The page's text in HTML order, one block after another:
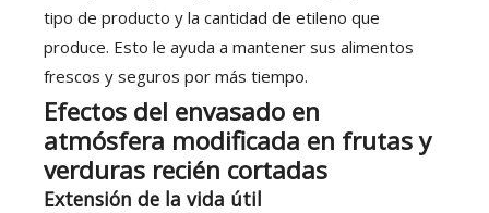
tipo de producto y la cantidad de etileno que
produce. Esto le ayuda a mantener sus alimentos
frescos y seguros por más tiempo.
Efectos del envasado en
atmósfera modificada en frutas y
verduras recién cortadas
Extensión de la vida útil